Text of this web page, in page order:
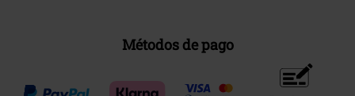
Métodos de pago